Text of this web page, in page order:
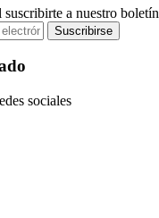
a nuestro boletín
Suscribirse
sociales